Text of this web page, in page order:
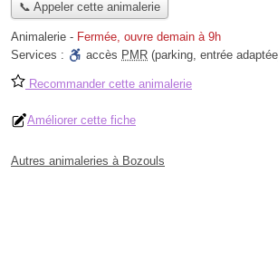
📞 Appeler cette animalerie
Animalerie - Fermée, ouvre demain à 9h
Services :
accès PMR (parking, entrée
Recommander cette animalerie
Améliorer cette fiche
Autres animaleries à Bozouls